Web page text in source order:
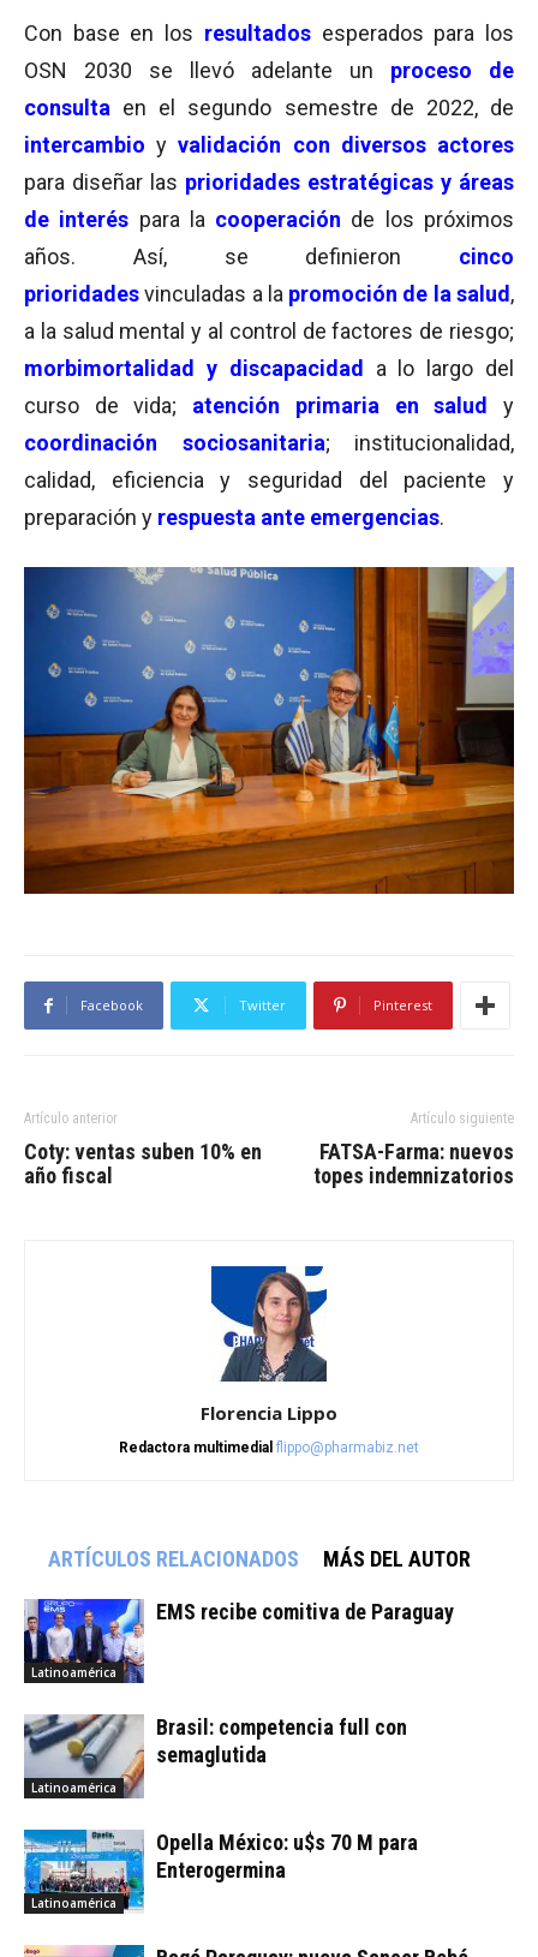
Con base en los resultadosesperados para los
OSN 2030 se llevó adelante un proceso de
consulta en el segundo semestre de 2022, de
intercambio yvalidación con diversos actores
para diseñar las prioridades estratégicas y áreas
de interés para la cooperación de los próximos
años. Así, se definieron cinco
prioridadesvinculadas a la promoción de la salud ,
a la salud mental y al control de factores de riesgo;
morbimortalidad y discapacidad
a lo largo del
curso de vida; atención primaria en salud
y
coordinación sociosanitaria; institucionalidad,
calidad, eficiencia y seguridad del paciente y
preparación y respuesta ante emergencias.
Facebook Twitter Pinterest
Artículo anterior
Coty: ventas suben 10% en
año fiscal
Artículo siguiente
FATSA-Farma: nuevos
topes indemnizatorios
Florencia Lippo
Redactora multimedial flippo@pharmabiz.net
ARTÍCULOS RELACIONADOS MÁS DEL AUTOR
Latinoamérica
EMS recibe comitiva de Paraguay
Latinoamérica
Brasil: competencia full con
semaglutida
Latinoamérica
Opella México: u$s 70 M para
Enterogermina